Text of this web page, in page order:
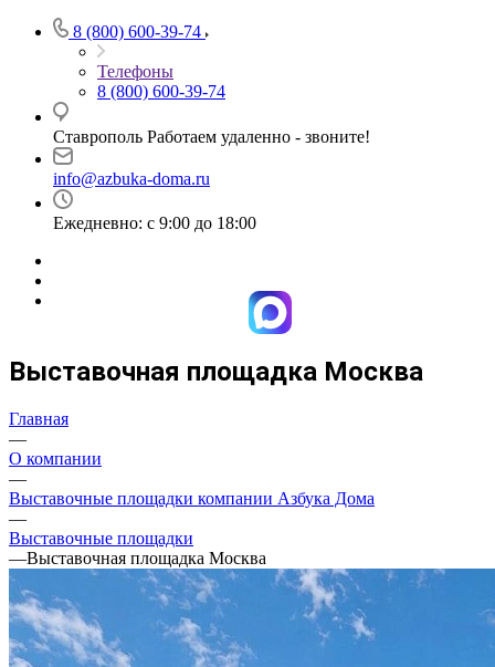
8 (800) 600-39-74
Телефоны
8 (800) 600-39-74
Ставрополь Работаем удаленно - звоните!
info@azbuka-doma.ru
Ежедневно: с 9:00 до 18:00
Выставочная площадка Москва
Главная
—
О компании
—
Выставочные площадки компании Азбука Дома
—
Выставочные площадки
—Выставочная площадка Москва